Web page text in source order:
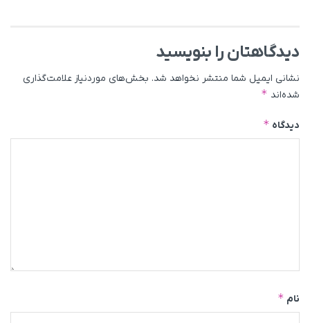
دیدگاهتان را بنویسید
نشانی ایمیل شما منتشر نخواهد شد. بخش‌های موردنیاز علامت‌گذاری
شده‌اند *
دیدگاه*
نام*